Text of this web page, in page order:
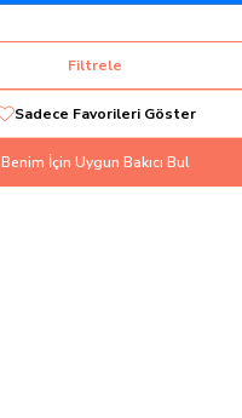
Filtrele
Sadece Favorileri Göster
Benim İçin Uygun Bakıcı Bul